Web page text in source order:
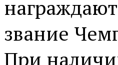
звание
При